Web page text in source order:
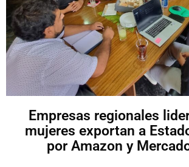
Empresas regionales
mujeres exportan a
por Amazon y